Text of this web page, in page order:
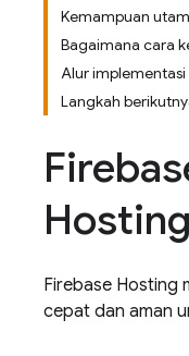
Kemampuan
Bagaimana cara
Alur implementasi
Langkah
Hosting
Firebase Hosting
cepat dan aman